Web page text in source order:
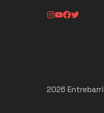
2026